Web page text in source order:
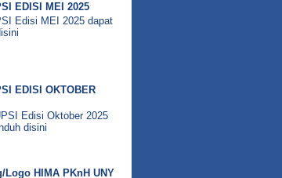
EDISI MEI 2025
Edisi MEI 2025 dapat
EDISI OKTOBER
Edisi Oktober 2025
disini
Logo HIMA PKnH UNY